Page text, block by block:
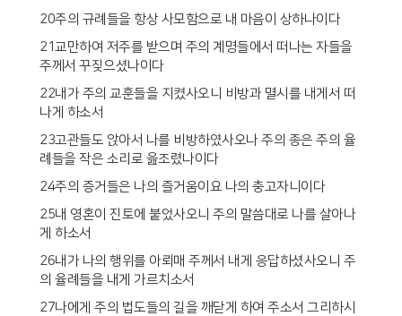
20주의 규례들을 항상 사모함으로 내 마음이 상하나이다
21교만하여 저주를 받으며 주의 계명들에서 떠나는 자들을
주께서 꾸짖으셨나이다
22내가 주의 교훈들을 지켰사오니 비방과 멸시를 내게서 떠
나게 하소서
23고관들도 앉아서 나를 비방하였사오나 주의 종은 주의 율
례들을 작은 소리로 읊조렸나이다
24주의 증거들은 나의 즐거움이요 나의 충고자니이다
25내 영혼이 진토에 붙었사오니 주의 말씀대로 나를 살아나
게 하소서
26내가 나의 행위를 아뢰매 주께서 내게 응답하셨사오니 주
의 율례들을 내게 가르치소서
27나에게 주의 법도들의 길을 깨닫게 하여 주소서 그리하시